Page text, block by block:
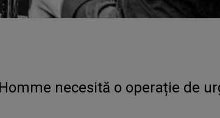
necesită o operație de